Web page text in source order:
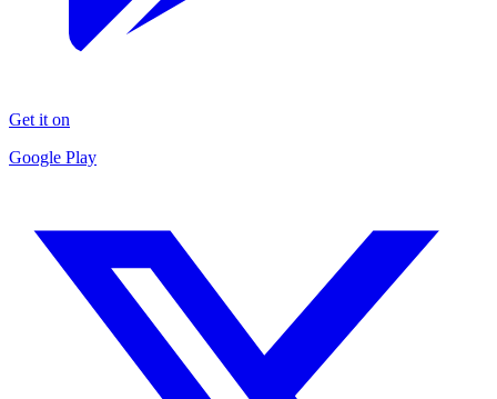
Get it on
Google Play